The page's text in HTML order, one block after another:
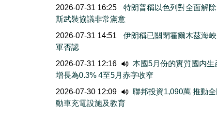
2026-07-31 16:25
特朗普稱以色列對全面解
斯武裝協議非常滿意
2026-07-31 14:51
伊朗稱已關閉霍爾木茲海
軍否認
2026-07-31 12:16
本國5月份的實質國内生
增長為0.3% 4至5月赤字收窄
2026-07-30 12:09
聯邦投資1,090萬 推動
動車充電設施及教育